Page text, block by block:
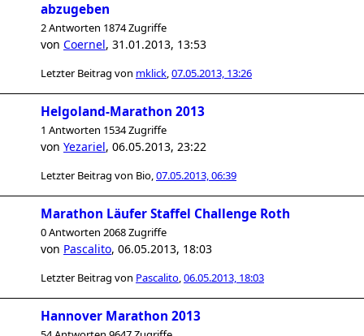
abzugeben
2 Antworten 1874 Zugriffe
von Coernel, 31.01.2013, 13:53
Letzter Beitrag von mklick,07.05.2013, 13:26
Helgoland-Marathon 2013
1 Antworten 1534 Zugriffe
von Yezariel, 06.05.2013, 23:22
Letzter Beitrag von Bio,07.05.2013, 06:39
Marathon Läufer Staffel Challenge Roth
0 Antworten 2068 Zugriffe
von Pascalito, 06.05.2013, 18:03
Letzter Beitrag von Pascalito,06.05.2013, 18:03
Hannover Marathon 2013